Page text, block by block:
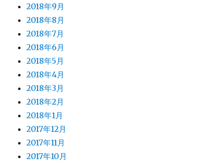
2018年9月
2018年8月
2018年7月
2018年6月
2018年5月
2018年4月
2018年3月
2018年2月
2018年1月
2017年12月
2017年11月
2017年10月